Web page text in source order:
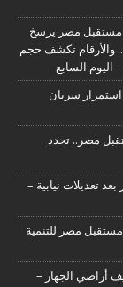
مستقبل مصر يرسخ
دوره التنموى ويمنحه استقلالية ومرونة لدعم رؤية 2030.. والأرقام تكشف حجم
اليوم السابع
استمرار سريان
مستقبل مصر.. تحدد
تعديلات نيابية –
مصر للتنمية
أراضي الجهاز –